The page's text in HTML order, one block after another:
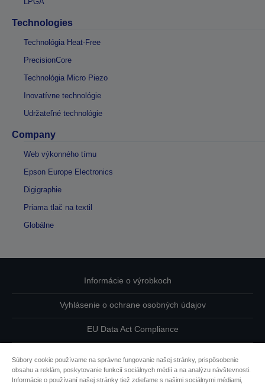
Technologies
Technológia Heat-Free
PrecisionCore
Technológia Micro Piezo
Inovatívne technológie
Udržateľné technológie
Company
Web výkonného tímu
Epson Europe Electronics
Digigraphie
Priama tlač na textil
Globálne
Informácie o výrobkoch
Vyhlásenie o ochrane osobných údajov
EU Data Act Compliance
Informácie o súboroch cookie
Súbory cookie používame na správne fungovanie našej stránky, prispôsobenie
obsahu a reklám, poskytovanie funkcií sociálnych médií a na analýzu návštevnosti.
Informácie o používaní našej stránky tiež zdieľame s našimi sociálnymi médiami,